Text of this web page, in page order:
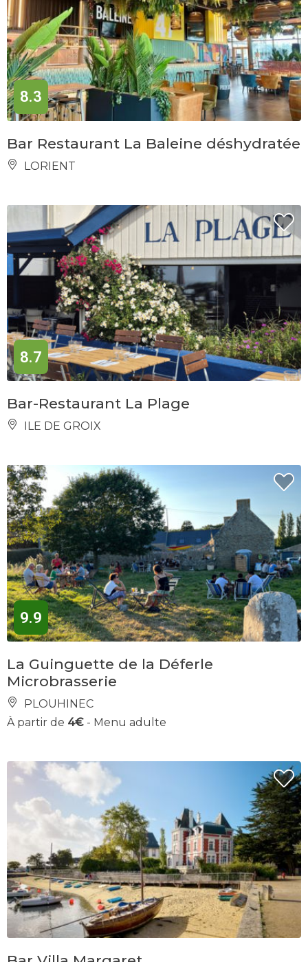
8.3
Bar Restaurant La Baleine déshydratée
LORIENT
8.7
Bar-Restaurant La Plage
ILE DE GROIX
9.9
La Guinguette de la Déferle
Microbrasserie
PLOUHINEC
À partir de 4€ - Menu adulte